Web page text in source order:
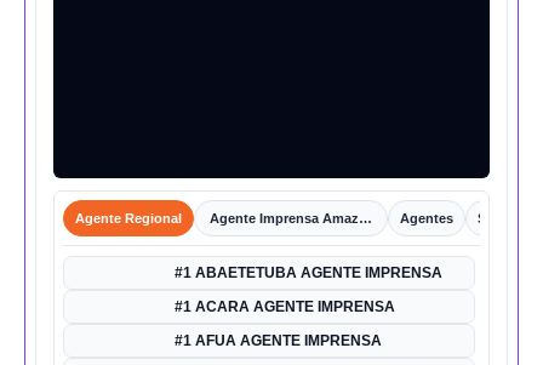
Agente Regional Agente Imprensa Amazônica Agentes Shorts
#1 ABAETETUBA AGENTE IMPRENSA
#1 ACARA AGENTE IMPRENSA
#1 AFUA AGENTE IMPRENSA